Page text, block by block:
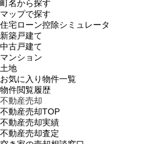
町名から探す
マップで探す
住宅ローン控除シミュレータ
新築戸建て
中古戸建て
マンション
土地
お気に入り物件一覧
物件閲覧履歴
不動産売却
不動産売却TOP
不動産売却実績
不動産売却査定